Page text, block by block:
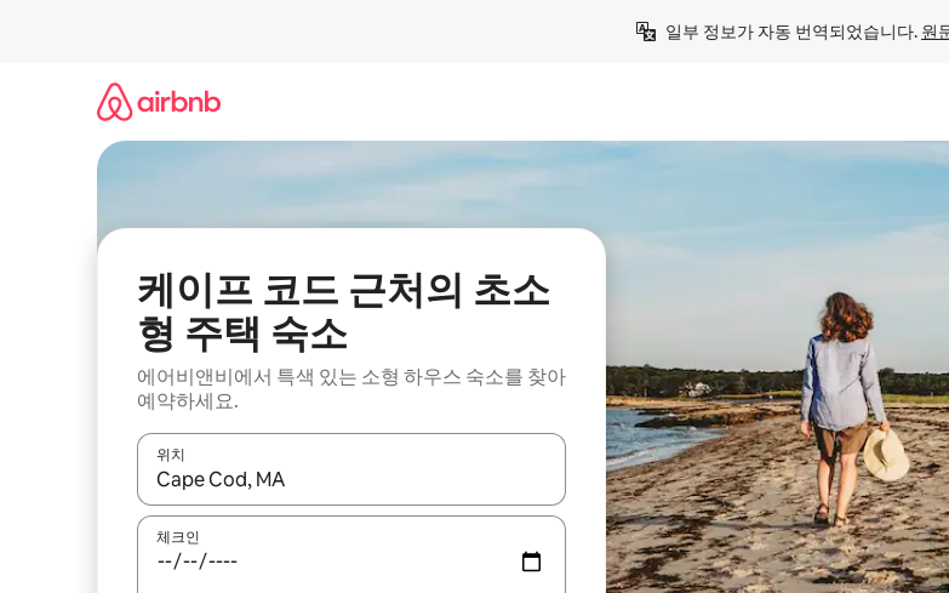
일부 정보가 자동 번역되었습니다. 원
케이프 코드 근처의 초소
형 주택 숙소
에어비앤비에서 특색 있는 소형 하우스 숙소를 찾아
예약하세요.
위치
결과가 나오면 위·아래 화살표 키를 사용하거나 터치 또는 스와이프 동작으로 탐색하세요.
체크인